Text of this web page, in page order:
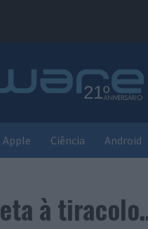
Apple Ciência Android
à